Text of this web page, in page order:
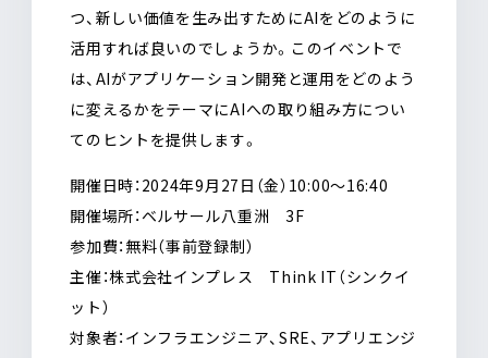
つ、新しい価値を生み出すためにAIをどのように
活用すれば良いのでしょうか。このイベントで
は、AIがアプリケーション開発と運用をどのよう
に変えるかをテーマにAIへの取り組み方につい
てのヒントを提供します。
開催日時：2024年9月27日（金）10:00〜16:40
開催場所：ベルサール八重洲 3F
参加費：無料（事前登録制）
主催：株式会社インプレス Think IT（シンクイ
ット）
対象者：インフラエンジニア、SRE、アプリエンジ